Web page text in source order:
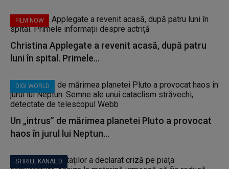
FILM NOW
Christina Applegate a revenit acasă, după patru
luni în spital. Primele...
DIGI WORLD
Un „intrus” de mărimea planetei Pluto a provocat
haos în jurul lui Neptun...
STIRILE KANAL D